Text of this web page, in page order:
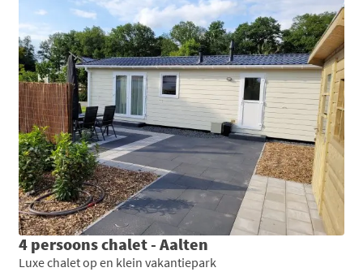
4 persoons chalet - Aalten
Luxe chalet op en klein vakantiepark